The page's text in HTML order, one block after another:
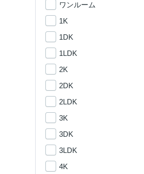
ワンルーム
1K
1DK
1LDK
2K
2DK
2LDK
3K
3DK
3LDK
4K